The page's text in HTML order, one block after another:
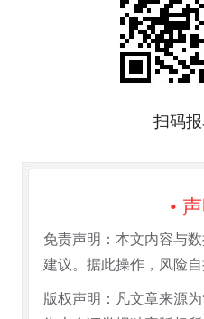
扫码
•
免责声明：本文内容与
建议。据此操作，风险自
版权声明：凡文章来源